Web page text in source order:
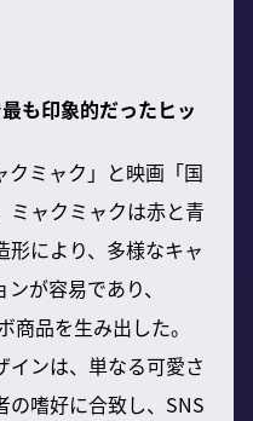
も印象的だったヒッ
クミャク」と映画「国
ミャクミャクは赤と青
により、多様なキャ
が容易であり、
品を生み出した。
インは、単なる可愛さ
の嗜好に合致し、SNS